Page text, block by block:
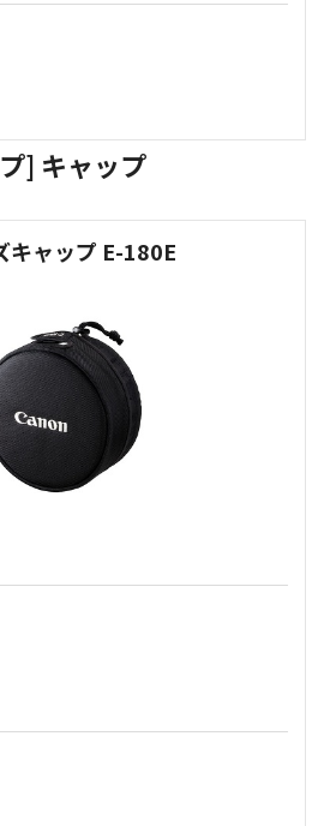
] キャップ
キャップ E-180E